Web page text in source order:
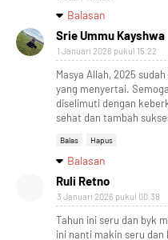
Balasan
Srie Ummu Kayshwa
1 Januari 2026 pukul 15.22
Masya Allah, 2025
yang menyertai.
diselimuti dengan
sehat dan tambah
Balas Hapus
Balasan
Ruli Retno
3 Januari 2026 pukul 00.38
Tahun ini seru dan byk
ini nanti makin seru